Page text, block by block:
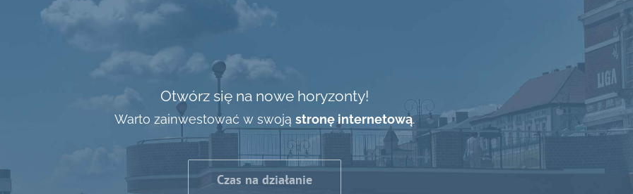
Otwórz się na nowe horyzonty!
Warto zainwestować w swoją stronę internetową.
Czas na działanie